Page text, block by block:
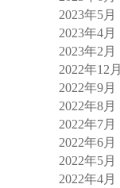
2023年5月
2023年4月
2023年2月
2022年12月
2022年9月
2022年8月
2022年7月
2022年6月
2022年5月
2022年4月